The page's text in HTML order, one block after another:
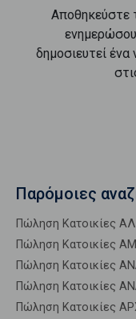
Αποθηκεύστε
δημοσιευτεί
Παρόμοιες
Πώληση Κατοικίες
Πώληση Κατοικίες
Πώληση Κατοικίες
Πώληση Κατοικίες
Πώληση Κατοικίες